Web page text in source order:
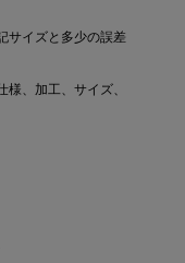
サイズと多少の誤差
、加工、サイズ、